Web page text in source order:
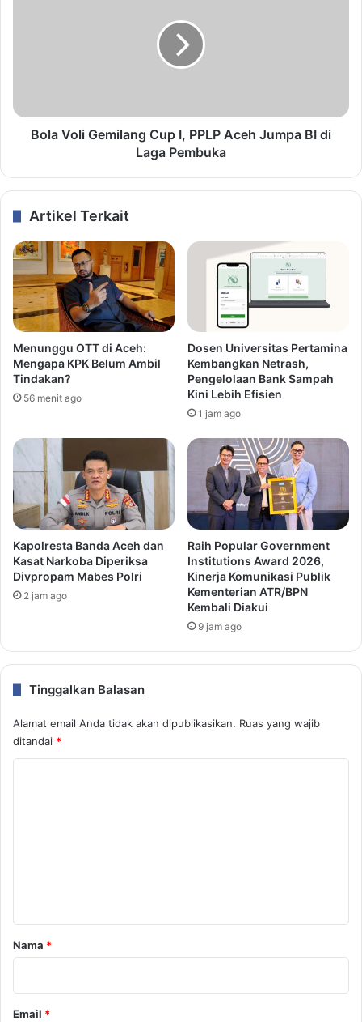
Bola Voli Gemilang Cup I, PPLP Aceh Jumpa BI di
Laga Pembuka
Artikel Terkait
Menunggu OTT di Aceh:
Mengapa KPK Belum Ambil
Tindakan?
56 menit ago
Dosen Universitas Pertamina
Kembangkan Netrash,
Pengelolaan Bank Sampah
Kini Lebih Efisien
1 jam ago
Kapolresta Banda Aceh dan
Kasat Narkoba Diperiksa
Divpropam Mabes Polri
2 jam ago
Raih Popular Government
Institutions Award 2026,
Kinerja Komunikasi Publik
Kementerian ATR/BPN
Kembali Diakui
9 jam ago
Tinggalkan Balasan
Alamat email Anda tidak akan dipublikasikan. Ruas yang wajib
ditandai *
r
Nama *
Email *